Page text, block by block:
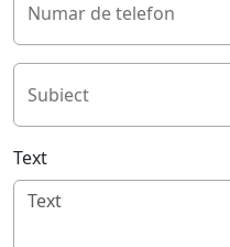
Numar de telefon
Subiect
Text